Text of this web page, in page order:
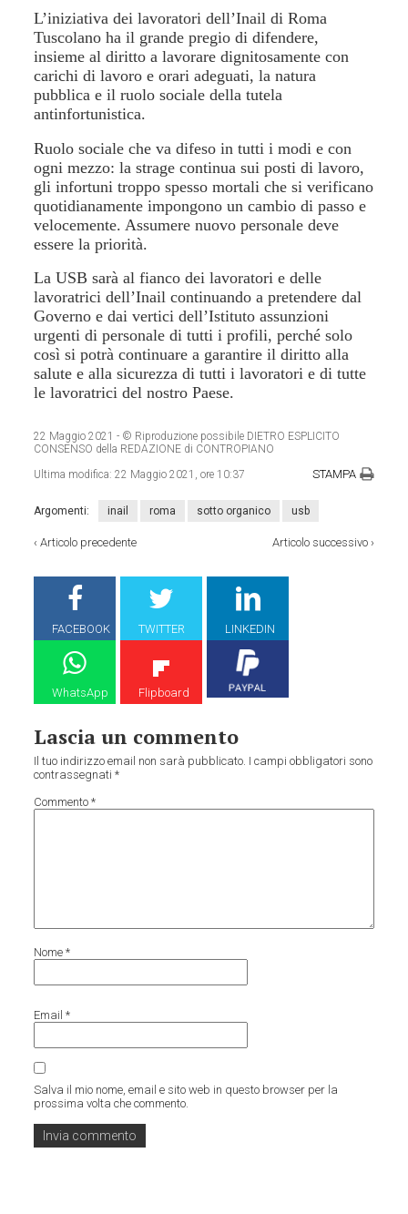
L’iniziativa dei lavoratori dell’Inail di Roma
Tuscolano ha il grande pregio di difendere,
insieme al diritto a lavorare dignitosamente con
carichi di lavoro e orari adeguati, la natura
pubblica e il ruolo sociale della tutela
antinfortunistica.
Ruolo sociale che va difeso in tutti i modi e con
ogni mezzo: la strage continua sui posti di lavoro,
gli infortuni troppo spesso mortali che si verificano
quotidianamente impongono un cambio di passo e
velocemente. Assumere nuovo personale deve
essere la priorità.
La USB sarà al fianco dei lavoratori e delle
lavoratrici dell’Inail continuando a pretendere dal
Governo e dai vertici dell’Istituto assunzioni
urgenti di personale di tutti i profili, perché solo
così si potrà continuare a garantire il diritto alla
salute e alla sicurezza di tutti i lavoratori e di tutte
le lavoratrici del nostro Paese.
22 Maggio 2021 - © Riproduzione possibile DIETRO ESPLICITO
CONSENSO della REDAZIONE di CONTROPIANO
Ultima modifica:22 Maggio 2021, ore 10:37 STAMPA
Argomenti: inail roma sotto organico usb
‹Articolo precedente Articolo successivo›
FACEBOOK TWITTER LINKEDIN
WhatsApp Flipboard
Lascia un commento
Il tuo indirizzo email non sarà pubblicato. I campi obbligatori sono
contrassegnati*
Commento*
Nome*
Email*
Salva il mio nome, email e sito web in questo browser per la
prossima volta che commento.